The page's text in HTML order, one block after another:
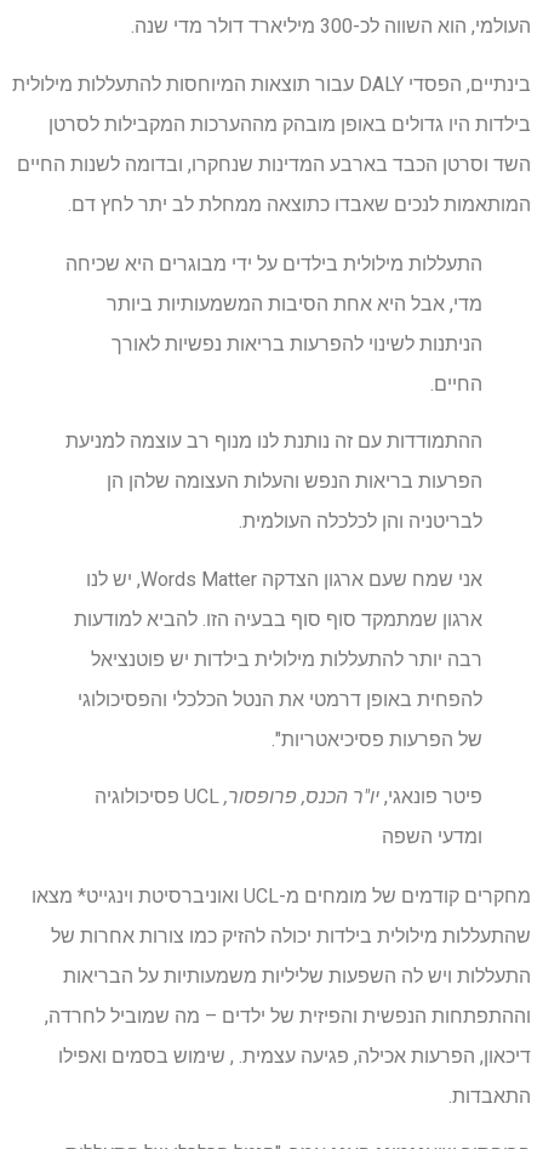
העולמי, הוא השווה לכ-300 מיליארד דולר מדי שנה.
בינתיים, הפסדי DALY עבור תוצאות המיוחסות להתעללות מילולית
בילדות היו גדולים באופן מובהק מההערכות המקבילות לסרטן
השד וסרטן הכבד בארבע המדינות שנחקרו, ובדומה לשנות החיים
המותאמות לנכים שאבדו כתוצאה ממחלת לב יתר לחץ דם.
התעללות מילולית בילדים על ידי מבוגרים היא שכיחה
מדי, אבל היא אחת הסיבות המשמעותיות ביותר
הניתנות לשינוי להפרעות בריאות נפשיות לאורך
החיים.
ההתמודדות עם זה נותנת לנו מנוף רב עוצמה למניעת
הפרעות בריאות הנפש והעלות העצומה שלהן הן
לבריטניה והן לכלכלה העולמית.
אני שמח שעם ארגון הצדקה Words Matter, יש לנו
ארגון שמתמקד סוף סוף בבעיה הזו. להביא למודעות
רבה יותר להתעללות מילולית בילדות יש פוטנציאל
להפחית באופן דרמטי את הנטל הכלכלי והפסיכולוגי
של הפרעות פסיכיאטריות".
פיטר פונאגי, יו"ר הכנס, פרופסור,
UCL פסיכולוגיה
ומדעי השפה
מחקרים קודמים של מומחים מ-UCL ואוניברסיטת וינגייט* מצאו
שהתעללות מילולית בילדות יכולה להזיק כמו צורות אחרות של
התעללות ויש לה השפעות שליליות משמעותיות על הבריאות
וההתפתחות הנפשית והפיזית של ילדים – מה שמוביל לחרדה,
דיכאון, הפרעות אכילה, פגיעה עצמית. , שימוש בסמים ואפילו
התאבדות.